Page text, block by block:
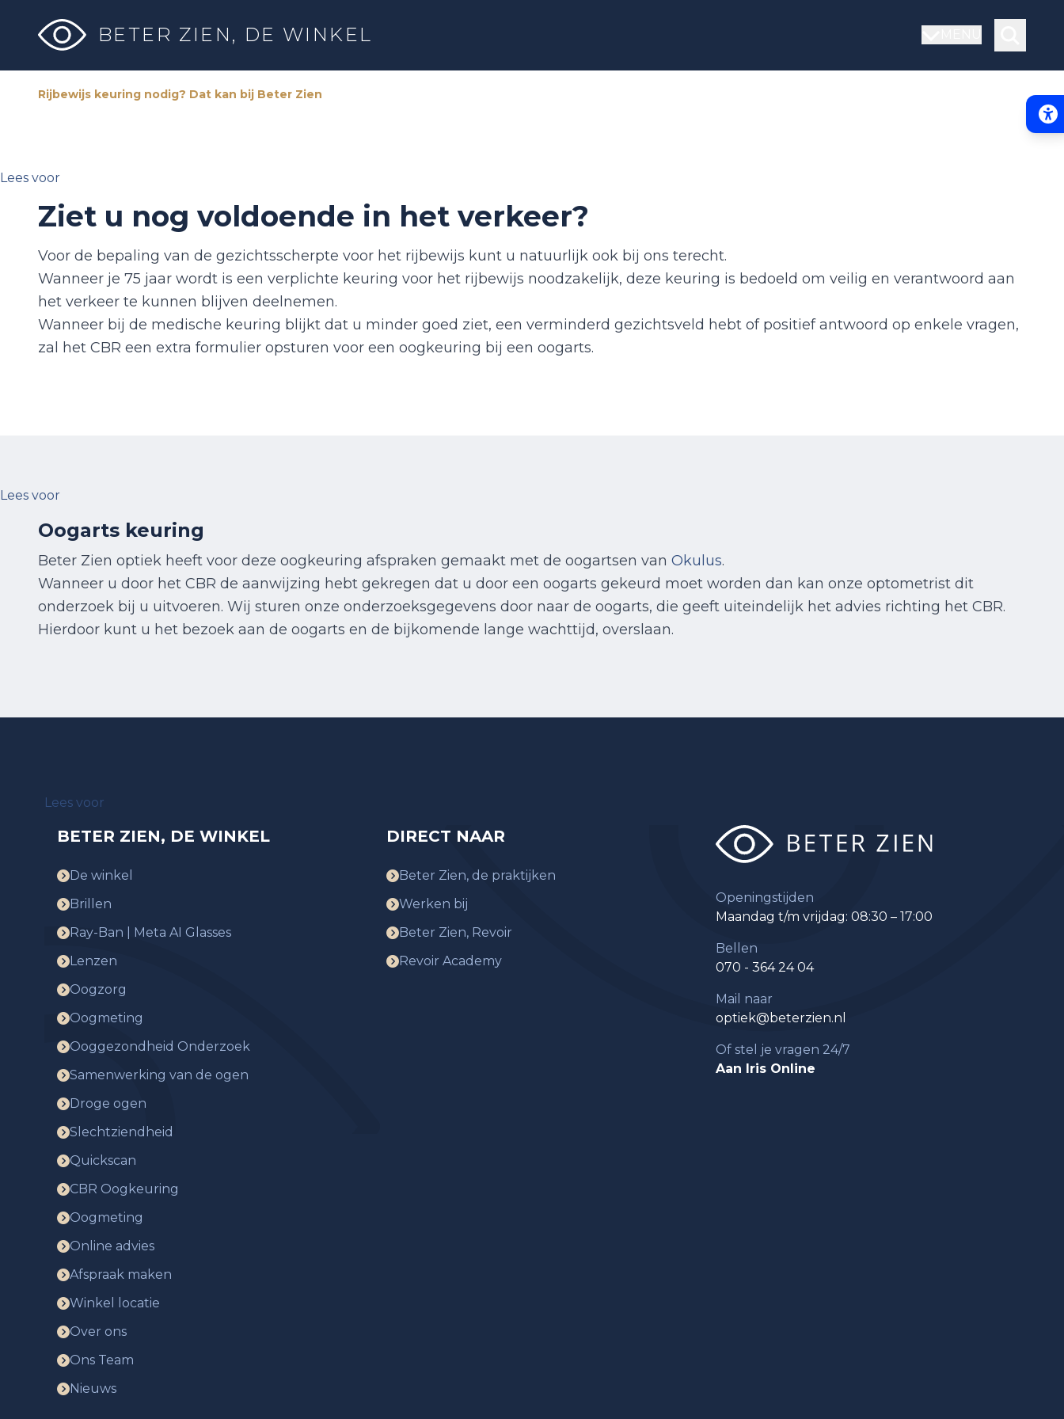
BETER ZIEN, DE WINKEL
Rijbewijs keuring nodig? Dat kan bij Beter Zien
Lees voor
Ziet u nog voldoende in het verkeer?
Voor de bepaling van de gezichtsscherpte voor het rijbewijs kunt u natuurlijk ook bij ons terecht.
Wanneer je 75 jaar wordt is een verplichte keuring voor het rijbewijs noodzakelijk, deze keuring is bedoeld om veilig en verantwoord aan
het verkeer te kunnen blijven deelnemen.
Wanneer bij de medische keuring blijkt dat u minder goed ziet, een verminderd gezichtsveld hebt of positief antwoord op enkele vragen,
zal het CBR een extra formulier opsturen voor een oogkeuring bij een oogarts.
Lees voor
Oogarts keuring
Beter Zien optiek heeft voor deze oogkeuring afspraken gemaakt met de oogartsen van Okulus.
Wanneer u door het CBR de aanwijzing hebt gekregen dat u door een oogarts gekeurd moet worden dan kan onze optometrist dit
onderzoek bij u uitvoeren. Wij sturen onze onderzoeksgegevens door naar de oogarts, die geeft uiteindelijk het advies richting het CBR.
Hierdoor kunt u het bezoek aan de oogarts en de bijkomende lange wachttijd, overslaan.
Lees voor
BETER ZIEN, DE WINKEL
De winkel
Brillen
Ray-Ban | Meta AI Glasses
Lenzen
Oogzorg
Oogmeting
Ooggezondheid Onderzoek
Samenwerking van de ogen
Droge ogen
Slechtziendheid
Quickscan
CBR Oogkeuring
Oogmeting
Online advies
Afspraak maken
Winkel locatie
Over ons
Ons Team
Nieuws
DIRECT NAAR
Beter Zien, de praktijken
Werken bij
Beter Zien, Revoir
Revoir Academy
Openingstijden
Maandag t/m vrijdag: 08:30 – 17:00
Bellen
070 - 364 24 04
Mail naar
optiek@beterzien.nl
Of stel je vragen 24/7
Aan Iris Online